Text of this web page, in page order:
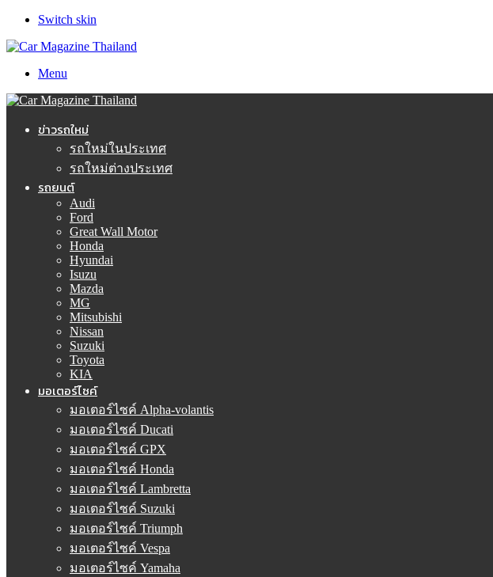
Switch skin
Menu
ข่าวรถใหม่
รถใหม่ในประเทศ
รถใหม่ต่างประเทศ
รถยนต์
Audi
Ford
Great Wall Motor
Honda
Hyundai
Isuzu
Mazda
MG
Mitsubishi
Nissan
Suzuki
Toyota
KIA
มอเตอร์ไซค์
มอเตอร์ไซค์ Alpha-volantis
มอเตอร์ไซค์ Ducati
มอเตอร์ไซค์ GPX
มอเตอร์ไซค์ Honda
มอเตอร์ไซค์ Lambretta
มอเตอร์ไซค์ Suzuki
มอเตอร์ไซค์ Triumph
มอเตอร์ไซค์ Vespa
มอเตอร์ไซค์ Yamaha